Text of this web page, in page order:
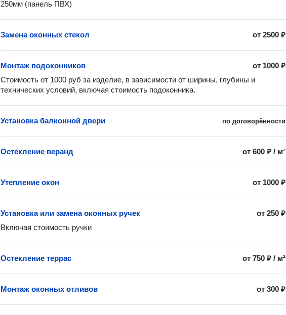
250мм (панель ПВХ)
от2500 ₽
Замена оконных стекол
от 1000 ₽
Монтаж подоконников
Стоимость от 1000 руб за изделие, в зависимости от ширины, глубины и
технических условий, включая стоимость подоконника.
по договорённости
Установка балконной двери
от600 ₽ / м²
Остекление веранд
от 1000 ₽
Утепление окон
от250 ₽
Установка или замена оконных ручек
Включая стоимость ручки
от750 ₽ / м²
Остекление террас
от300 ₽
Монтаж оконных отливов